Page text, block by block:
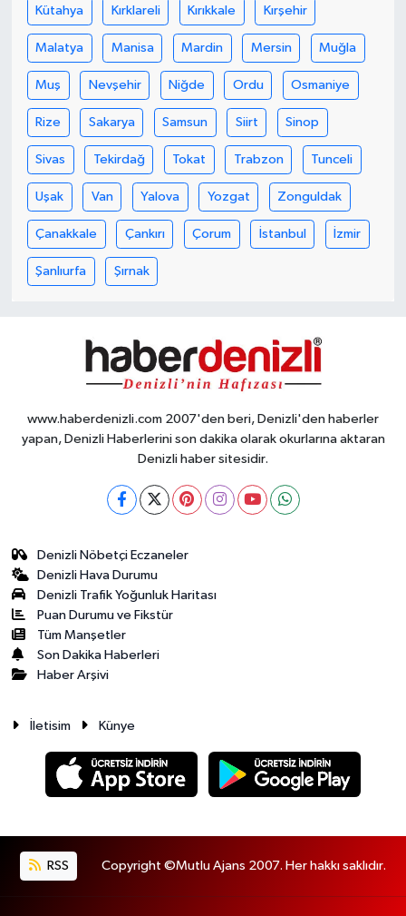
Kütahya Kırklareli Kırıkkale Kırşehir
Malatya Manisa Mardin Mersin Muğla
Muş Nevşehir Niğde Ordu Osmaniye
Rize Sakarya Samsun Siirt Sinop
Sivas Tekirdağ Tokat Trabzon Tunceli
Uşak Van Yalova Yozgat Zonguldak
Çanakkale Çankırı Çorum İstanbul İzmir
Şanlıurfa Şırnak
www.haberdenizli.com 2007'den beri, Denizli'den haberler
yapan, Denizli Haberlerini son dakika olarak okurlarına aktaran
Denizli haber sitesidir.
Denizli Nöbetçi Eczaneler
Denizli Hava Durumu
Denizli Trafik Yoğunluk Haritası
Puan Durumu ve Fikstür
Tüm Manşetler
Son Dakika Haberleri
Haber Arşivi
İletisim Künye
RSS Copyright ©Mutlu Ajans 2007. Her hakkı saklıdır.